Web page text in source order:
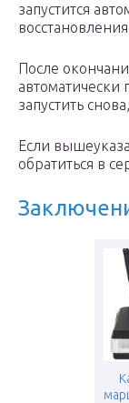
запустится
После
автоматически
запустить
Если
обратиться в